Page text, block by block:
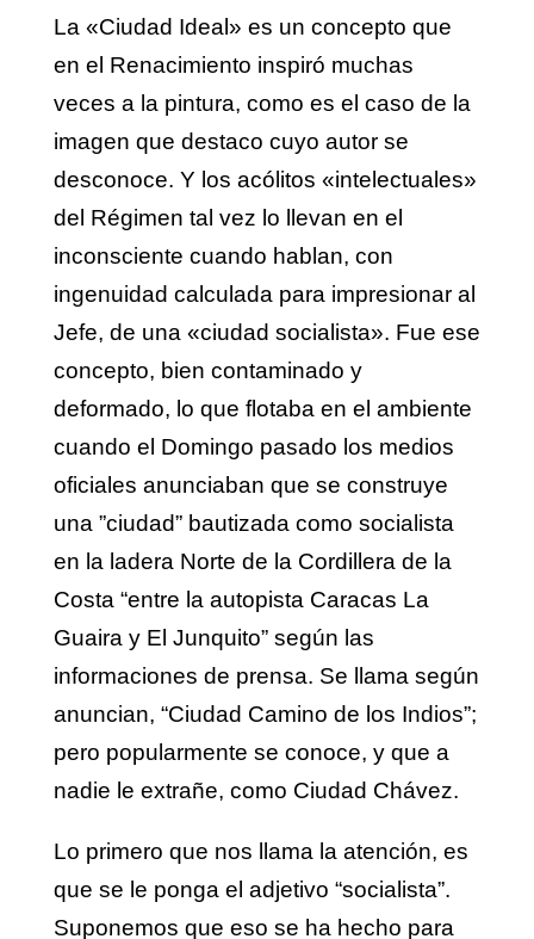
La «Ciudad Ideal» es un concepto que
en el Renacimiento inspiró muchas
veces a la pintura, como es el caso de la
imagen que destaco cuyo autor se
desconoce. Y los acólitos «intelectuales»
del Régimen tal vez lo llevan en el
inconsciente cuando hablan, con
ingenuidad calculada para impresionar al
Jefe, de una «ciudad socialista». Fue ese
concepto, bien contaminado y
deformado, lo que flotaba en el ambiente
cuando el Domingo pasado los medios
oficiales anunciaban que se construye
una ”ciudad” bautizada como socialista
en la ladera Norte de la Cordillera de la
Costa “entre la autopista Caracas La
Guaira y El Junquito” según las
informaciones de prensa. Se llama según
anuncian, “Ciudad Camino de los Indios”;
pero popularmente se conoce, y que a
nadie le extrañe, como Ciudad Chávez.
Lo primero que nos llama la atención, es
que se le ponga el adjetivo “socialista”.
Suponemos que eso se ha hecho para